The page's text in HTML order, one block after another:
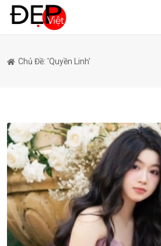
Chủ Đề: 'quyền Linh'